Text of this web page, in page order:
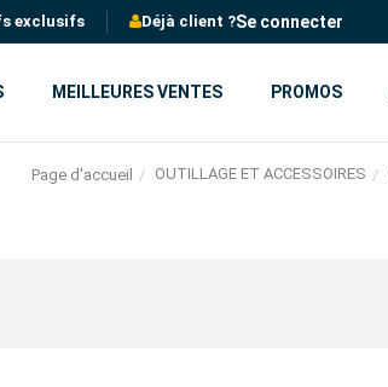
exclusifs Déjà client ?Se connecter
MEILLEURES VENTES PROMOS
Page d'accueil OUTILLAGE ET ACCESSOIRES